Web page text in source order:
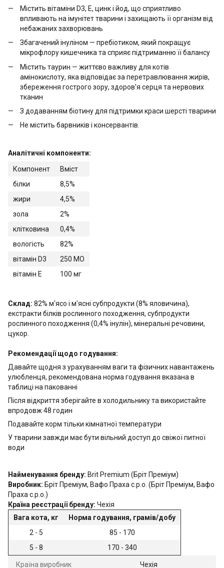
Містить вітаміни D3, Е, цинк і йод, що сприятливо
впливають на імунітет тварини і захищають її організм від
небажаних захворювань
Збагачений інуліном — пребіотиком, який покращує
мікрофлору кишечника та сприяє підтриманню її балансу
Містить таурин — життєво важливу для котів
амінокислоту, яка відповідає за перетравлювання жирів,
збереження гострого зору, здоров'я серця та нервових
тканин
З додаванням біотину для підтримки краси шерсті тварини
Не містить барвників і консервантів.
Аналітичні компоненти:
Компонент
Вміст
білки
8,5%
жири
4,5%
зола
2%
клітковина
0,4%
вологість
82%
вітамін D3
250 МО
вітамін E
100 мг
Склад: 82% м'ясо і м'ясні субпродукти (8% яловичина),
екстракти білків рослинного походження, субпродукти
рослинного походження (0,4% інулін), мінеральні речовини,
цукор.
Рекомендації щодо годування:
Давайте щодня з урахуванням ваги та фізичних навантажень
улюбленця, рекомендована норма годування вказана в
таблиці на пакованні
Після відкриття зберігайте в холодильнику та використайте
впродовж 48 годин
Подавайте корм тільки кімнатної температури
У тварини завжди має бути вільний доступ до свіжої питної
води
Найменування бренду: Brit Premium (Бріт Преміум)
Виробник: Бріт Преміум, Вафо Праха с.р.о. (Бріт Преміум, Вафо
Праха с.р.о.)
Країна реєстрації бренду: Чехія
Вага кота, кг
Норма годування, грамів/добу
2 - 5
85 - 170
5 - 8
170 - 340
Країна виробник Чехія